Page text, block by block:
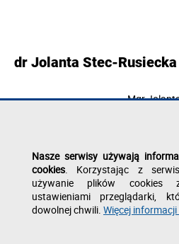
dr Jolanta Stec-Rusiecka
Mgr
Rusiecka,
16
nauk
dyscypliny
nadany
Nasze serwisy używają
cookies. Korzystając z
używanie plików cookies
ustawieniami przeglądarki,
dowolnej chwili. Więcej